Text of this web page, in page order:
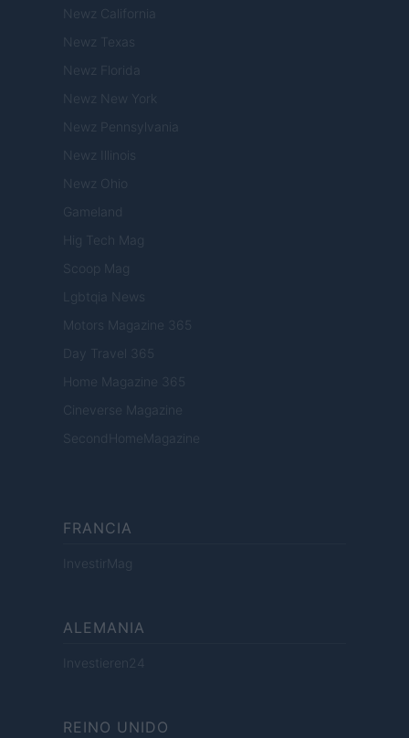
Newz California
Newz Texas
Newz Florida
Newz New York
Newz Pennsylvania
Newz Illinois
Newz Ohio
Gameland
Hig Tech Mag
Scoop Mag
Lgbtqia News
Motors Magazine 365
Day Travel 365
Home Magazine 365
Cineverse Magazine
SecondHomeMagazine
FRANCIA
InvestirMag
ALEMANIA
Investieren24
REINO UNIDO